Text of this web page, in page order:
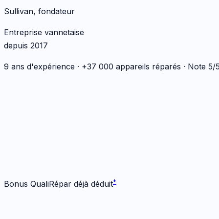
Sullivan, fondateur
Entreprise vannetaise
depuis 2017
9 ans d'expérience · +37 000 appareils réparés · Note
Bonus QualiRépar déjà déduit*